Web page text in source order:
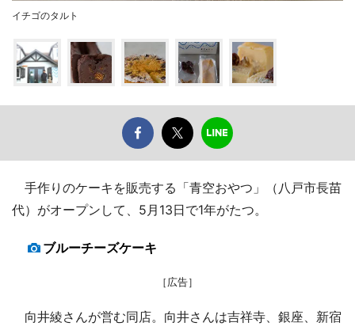
イチゴのタルト
手作りのケーキを販売する「青空おやつ」（八戸市長苗
代）がオープンして、5月13日で1年がたつ。
ブルーチーズケーキ
［広告］
向井綾さんが営む同店。向井さんは吉祥寺、銀座、新宿